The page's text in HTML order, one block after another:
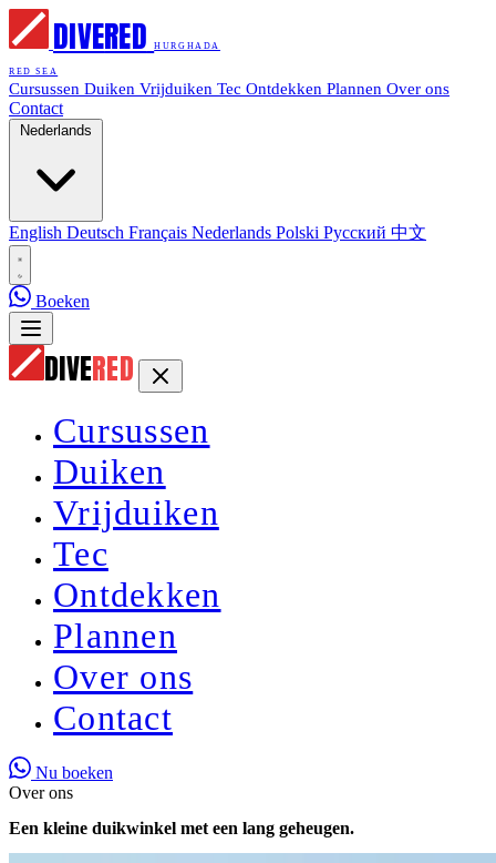
DIVERED HURGHADA
RED SEA
Cursussen Duiken Vrijduiken Tec Ontdekken Plannen Over ons
Contact
Nederlands
English Deutsch Français Nederlands Polski Русский 中文
Boeken
DIVERED
Cursussen
Duiken
Vrijduiken
Tec
Ontdekken
Plannen
Over ons
Contact
Nu boeken
Over ons
Een kleine duikwinkel met een lang geheugen.